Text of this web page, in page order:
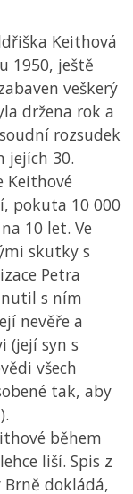
Keithová
1950, ještě
veškerý
držena rok a
rozsudek
jejích 30.
Keithové
pokuta 10 000
10 let. Ve
skutky s
Petra
nutil s ním
nevěře a
(její syn s
všech
tak, aby
během
liší. Spis z
Brně dokládá,